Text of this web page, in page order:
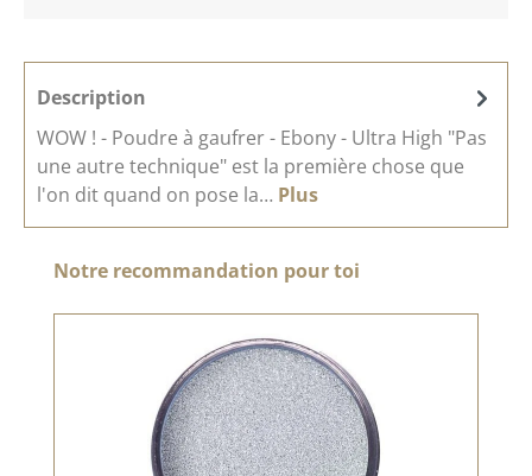
Description
WOW ! - Poudre à gaufrer - Ebony - Ultra High "Pas
une autre technique" est la première chose que
l'on dit quand on pose la… Plus
Ignorer la galerie de produits
Notre recommandation pour toi